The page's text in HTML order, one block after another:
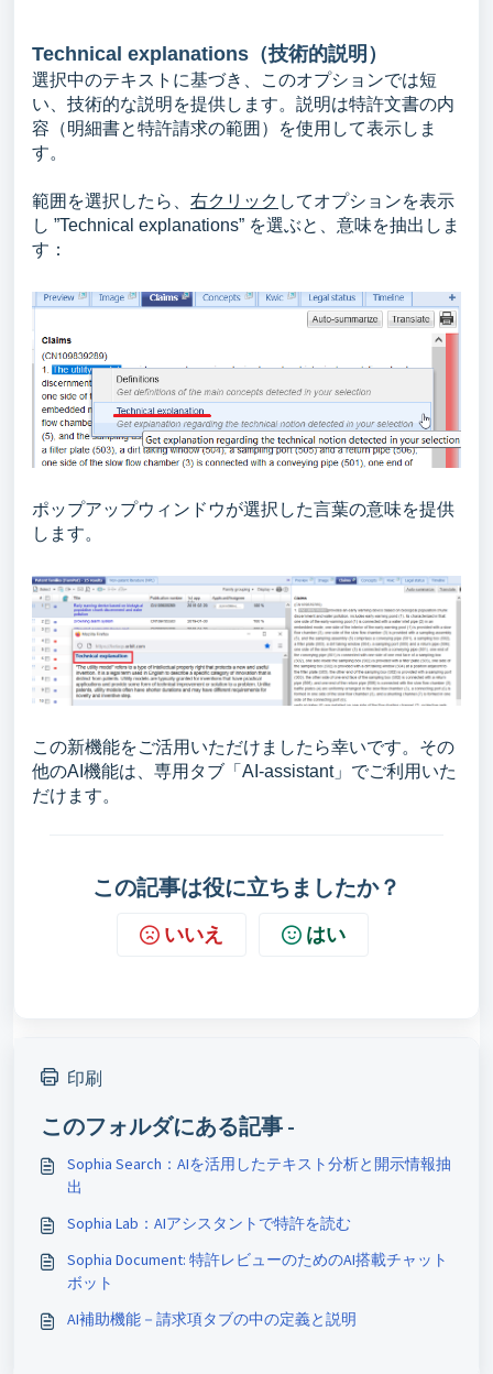
Technical explanations（技術的説明 ）
選択中のテキストに基づき、このオプションでは短
い、技術的な説明を提供します。説明は特許文書の内
容（明細書と特許請求の範囲）を使用して表示しま
す。
範囲を選択したら、 右クリック してオプションを表示
し ”Technical explanations” を選ぶと、意味を抽出しま
す：
ポップアップウィンドウが選択した言葉の意味を提供
します。
この新機能をご活用いただけましたら幸いです。その
他のAI機能は、専用タブ「AI-assistant」でご利用いた
だけます。
この記事は役に立ちましたか？
いいえ はい
印刷
このフォルダにある記事 -
Sophia Search：AIを活用したテキスト分析と開示情報抽
出
Sophia Lab：AIアシスタントで特許を読む
Sophia Document: 特許レビューのためのAI搭載チャット
ボット
AI補助機能－請求項タブの中の定義と説明